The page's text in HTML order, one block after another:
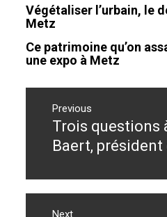
Végétaliser l’urbain, le
Metz
Ce patrimoine qu’on
une expo à Metz
Navigation
l’article
Previous
Previous
post:
Trois questions
Baert, président